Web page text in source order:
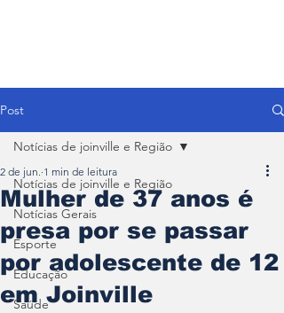
Post
Notícias de joinville e Região
Notícias Gerais
Esporte
Educação
Saúde
Notícias de joinville e Região
Mulher de 37 anos é
presa por se passar
por adolescente de 12
em Joinville
2 de jun. 1 min de leitura